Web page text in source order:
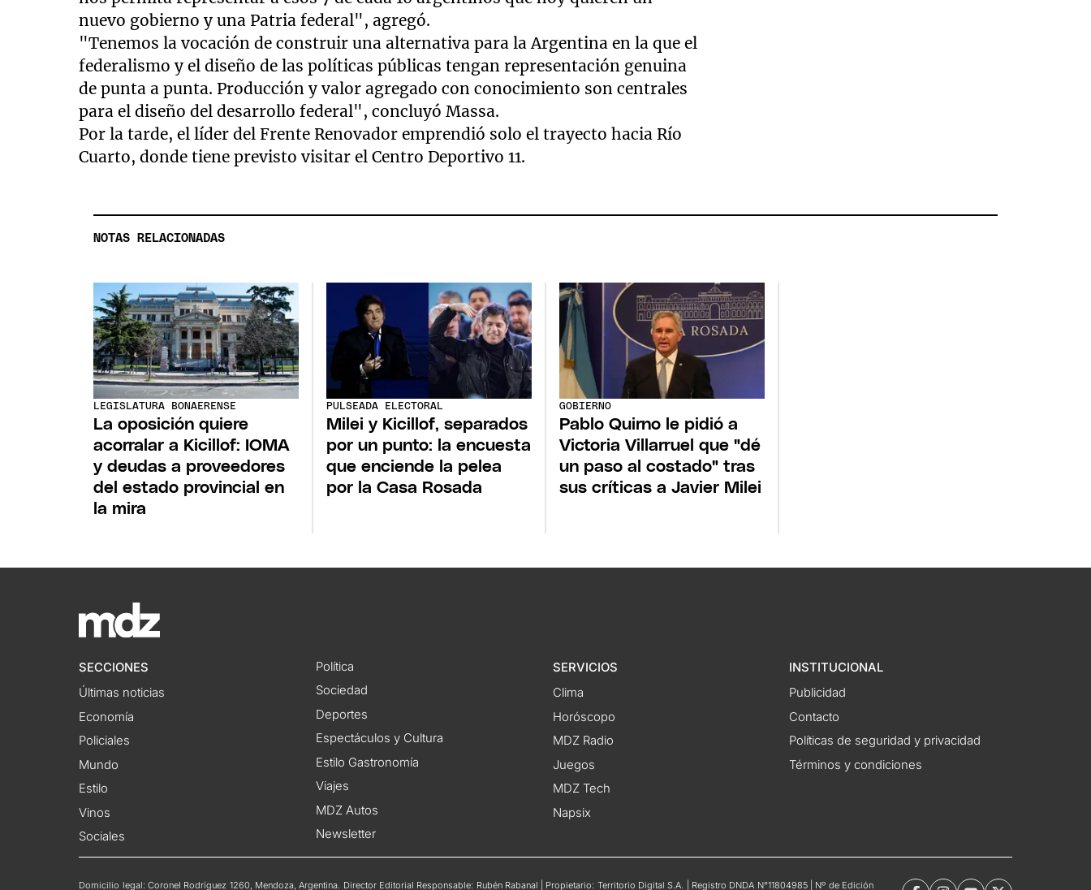
nuevo gobierno y una Patria federal", agregó.
"Tenemos la vocación de construir una alternativa para la Argentina en la que el
federalismo y el diseño de las políticas públicas tengan representación genuina
de punta a punta. Producción y valor agregado con conocimiento son centrales
para el diseño del desarrollo federal", concluyó Massa.
Por la tarde, el líder del Frente Renovador emprendió solo el trayecto hacia Río
Cuarto, donde tiene previsto visitar el Centro Deportivo 11.
NOTAS RELACIONADAS
LEGISLATURA BONAERENSE
La oposición quiere
acorralar a Kicillof: IOMA
y deudas a proveedores
del estado provincial en
la mira
PULSEADA ELECTORAL
Milei y Kicillof, separados
por un punto: la encuesta
que enciende la pelea
por la Casa Rosada
GOBIERNO
Pablo Quirno le pidió a
Victoria Villarruel que "dé
un paso al costado" tras
sus críticas a Javier Milei
SECCIONES
Últimas noticias
Economía
Policiales
Mundo
Estilo
Vinos
Sociales
Política
Sociedad
Deportes
Espectáculos y Cultura
Estilo Gastronomía
Viajes
MDZ Autos
Newsletter
SERVICIOS
Clima
Horóscopo
MDZ Radio
Juegos
MDZ Tech
Napsix
INSTITUCIONAL
Publicidad
Contacto
Políticas de seguridad y privacidad
Términos y condiciones
Domicilio legal: Coronel Rodríguez 1260, Mendoza, Argentina. Director Editorial Responsable: Rubén Rabanal | Propietario: Territorio Digital S.A. | Registro DNDA N°11804985 | Nº de Edición